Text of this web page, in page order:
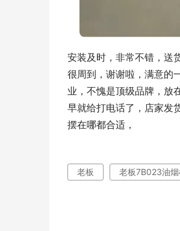
安装及时，非常不错，送
很周到，谢谢啦，满意的
业，不愧是顶级品牌，放
早就给打电话了，店家发
摆在哪都合适，
老板 老板7B023油